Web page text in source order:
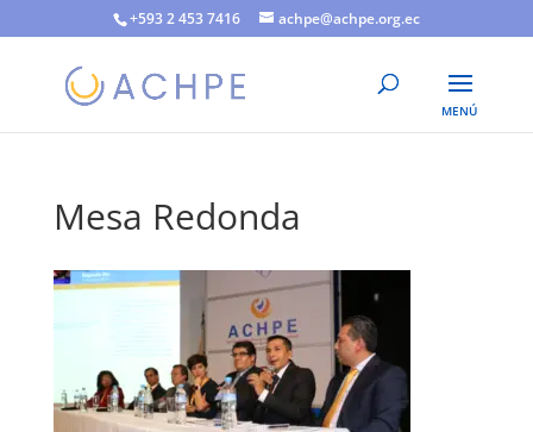
+593 2 453 7416 achpe@achpe.org.ec
Mesa Redonda